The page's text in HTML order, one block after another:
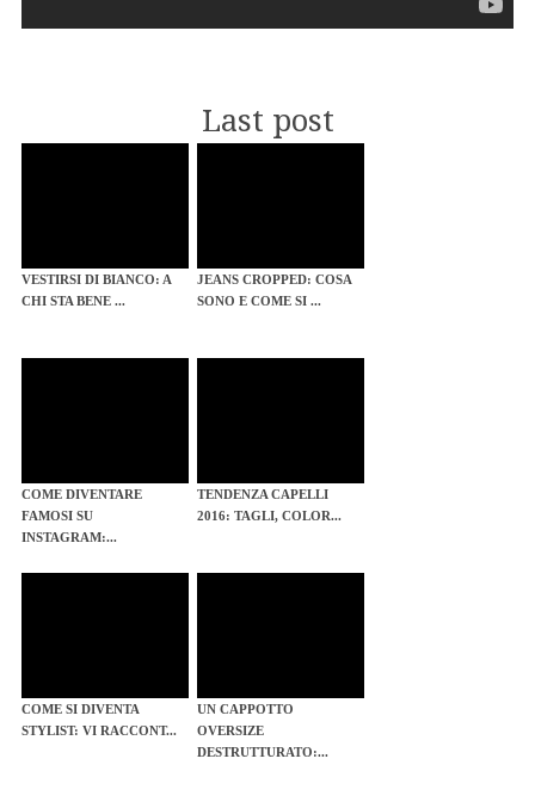
Last post
VESTIRSI DI BIANCO: A
CHI STA BENE ...
JEANS CROPPED: COSA
SONO E COME SI ...
COME DIVENTARE
FAMOSI SU
INSTAGRAM:...
TENDENZA CAPELLI
2016: TAGLI, COLOR...
COME SI DIVENTA
STYLIST: VI RACCONT...
UN CAPPOTTO
OVERSIZE
DESTRUTTURATO:...